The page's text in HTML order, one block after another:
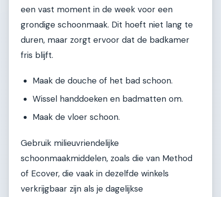
een vast moment in de week voor een
grondige schoonmaak. Dit hoeft niet lang te
duren, maar zorgt ervoor dat de badkamer
fris blijft.
Maak de douche of het bad schoon.
Wissel handdoeken en badmatten om.
Maak de vloer schoon.
Gebruik milieuvriendelijke
schoonmaakmiddelen, zoals die van Method
of Ecover, die vaak in dezelfde winkels
verkrijgbaar zijn als je dagelijkse